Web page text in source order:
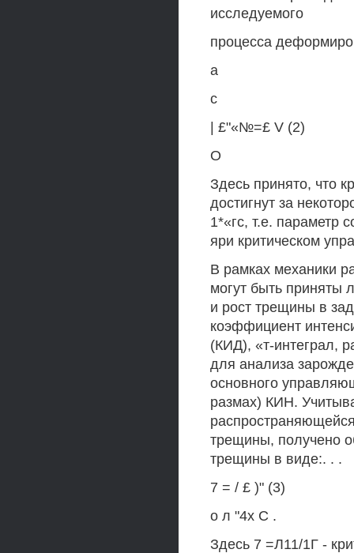
исследуемого
процесса
а
с
| £"«№=£ V (2)
О
Здесь принято, что
достигнут за
1*«гс, т.е. параметр
яри критическом
В рамках механики
могут быть приняты
и рост трещины в
коэффициент
(КИД), «т-интеграл,
для анализа
основного
размах) КИН.
трещины, получено
трещины в виде:. . .
7 = / £ )" (3)
о л "4х С .
Здесь 7 =Л11/1Г -